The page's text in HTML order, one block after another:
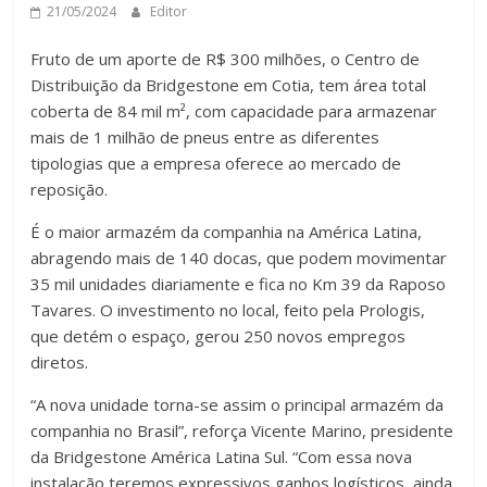
21/05/2024 Editor
Fruto de um aporte de R$ 300 milhões, o Centro de
Distribuição da Bridgestone em Cotia, tem área total
coberta de 84 mil m², com capacidade para armazenar
mais de 1 milhão de pneus entre as diferentes
tipologias que a empresa oferece ao mercado de
reposição.
É o maior armazém da companhia na América Latina,
abragendo mais de 140 docas, que podem movimentar
35 mil unidades diariamente e fica no Km 39 da Raposo
Tavares. O investimento no local, feito pela Prologis,
que detém o espaço, gerou 250 novos empregos
diretos.
“A nova unidade torna-se assim o principal armazém da
companhia no Brasil”, reforça Vicente Marino, presidente
da Bridgestone América Latina Sul. “Com essa nova
instalação teremos expressivos ganhos logísticos, ainda